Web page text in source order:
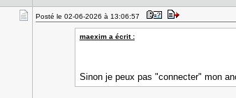
Posté le 02-06-2026 à 13:06:57
maexim a écrit :
Sinon je peux pas "connecter" mon